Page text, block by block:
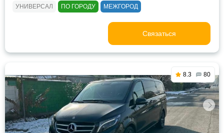
УНИВЕРСАЛ ПО ГОРОДУ МЕЖГОРОД
Связаться
8.3 80